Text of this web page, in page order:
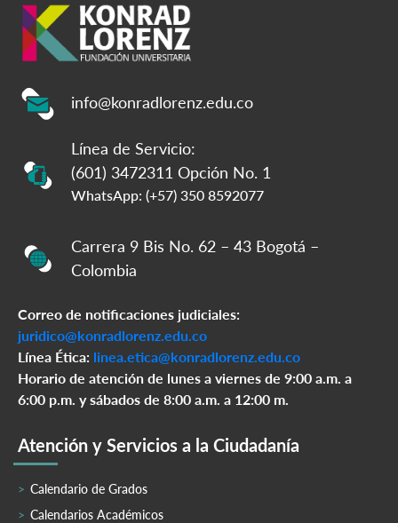
info@konradlorenz.edu.co
Línea de Servicio:
(601) 3472311 Opción No. 1
WhatsApp: (+57) 350 8592077
Carrera 9 Bis No. 62 – 43 Bogotá –
Colombia
Correo de notificaciones judiciales:
juridico@konradlorenz.edu.co
Línea Ética: linea.etica@konradlorenz.edu.co
Horario de atención de lunes a viernes de 9:00 a.m. a
6:00 p.m. y sábados de 8:00 a.m. a 12:00 m.
Atención y Servicios a la Ciudadanía
Calendario de Grados
Calendarios Académicos